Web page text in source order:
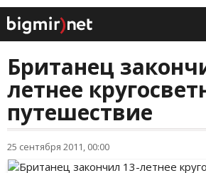
Британец
летнее
путешествие
25 сентября 2011, 00:00